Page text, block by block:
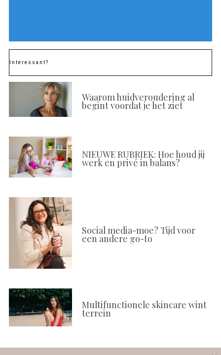
Interessant?
Waarom huidveroudering al
begint voordat je het ziet
NIEUWE RUBRIEK: Hoe houd jij
werk en privé in balans?
Social media-moe? Tijd voor
een andere go-to
Multifunctionele skincare wint
terrein